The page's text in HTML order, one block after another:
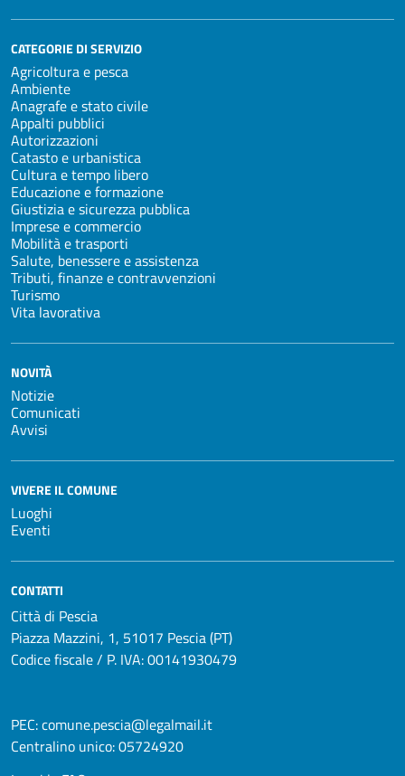
CATEGORIE DI SERVIZIO
Agricoltura e pesca
Ambiente
Anagrafe e stato civile
Appalti pubblici
Autorizzazioni
Catasto e urbanistica
Cultura e tempo libero
Educazione e formazione
Giustizia e sicurezza pubblica
Imprese e commercio
Mobilità e trasporti
Salute, benessere e assistenza
Tributi, finanze e contravvenzioni
Turismo
Vita lavorativa
NOVITÀ
Notizie
Comunicati
Avvisi
VIVERE IL COMUNE
Luoghi
Eventi
CONTATTI
Città di Pescia
Piazza Mazzini, 1, 51017 Pescia (PT)
Codice fiscale / P. IVA: 00141930479
PEC:comune.pescia@legalmail.it
Centralino unico:05724920